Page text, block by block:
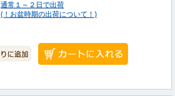
通常１～２日で出荷
(！お盆時期の出荷について！)